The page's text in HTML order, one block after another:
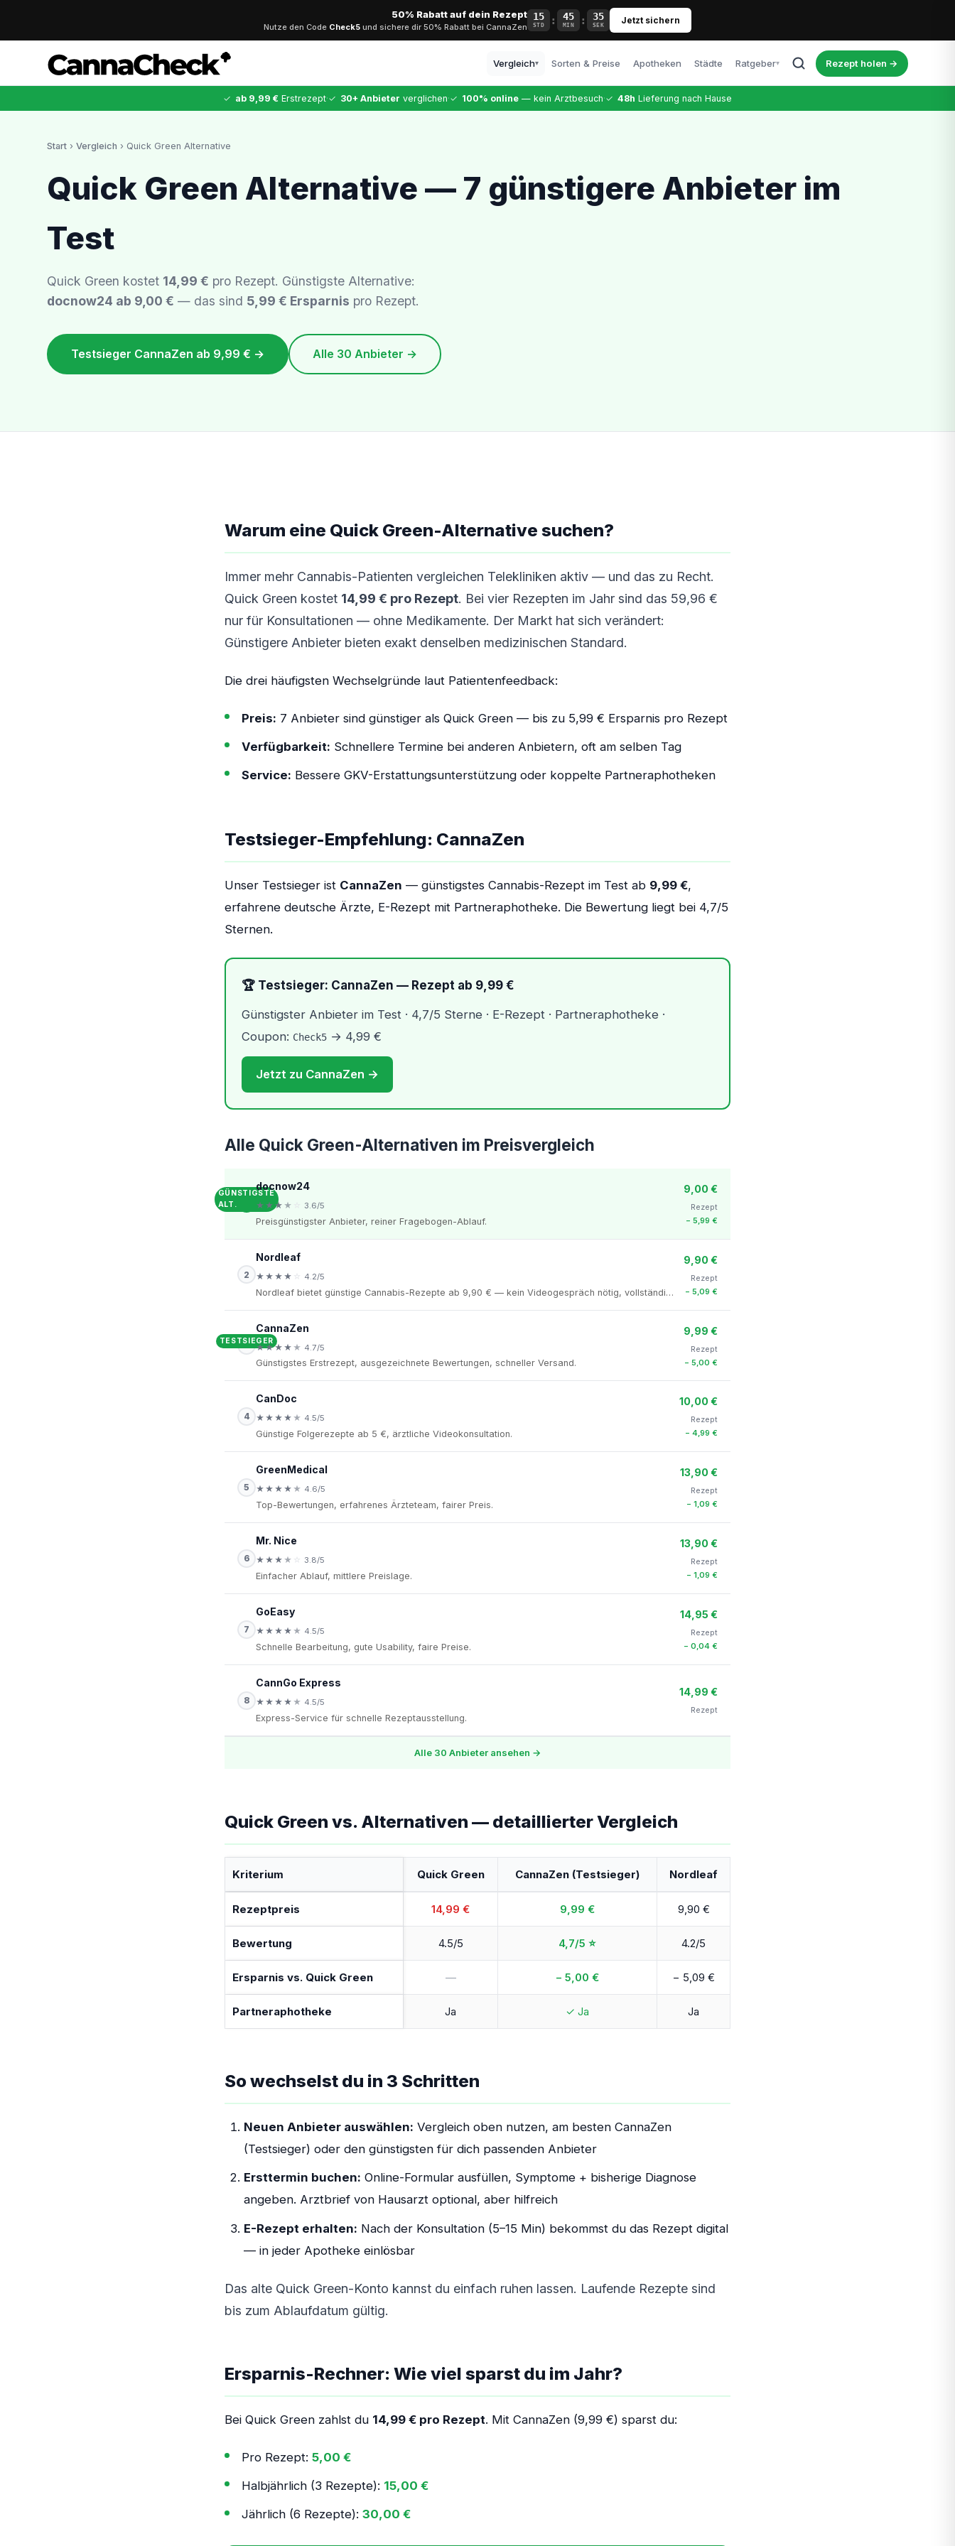
50% Rabatt auf dein Rezept
Nutze den Code Check5 und sichere dir 50% Rabatt bei CannaZen
15
STD : 45
MIN : 34
SEK Jetzt sichern
Vergleich▾
Vollständiger Vergleich
Dr. Ansay
Top-Arztqualität
Sorten & Preise Apotheken Städte Ratgeber▾
Richtige Dosierung
Tipps für Einsteiger
Rezept holen →
✓ ab 9,99 € Erstrezept·✓ 30+ Anbieter verglichen·✓ 100% online — kein Arztbesuch·✓ 48h Lieferung nach Hause
✕
CannaZen
Start › Vergleich › Quick Green Alternative
Quick Green Alternative — 7 günstigere Anbieter im
Test
Quick Green kostet 14,99 € pro Rezept. Günstigste Alternative:
docnow24 ab 9,00 € — das sind 5,99 € Ersparnis pro Rezept.
Testsieger CannaZen ab 9,99 € → Alle 30 Anbieter →
Warum eine Quick Green-Alternative suchen?
Immer mehr Cannabis-Patienten vergleichen Telekliniken aktiv — und das zu Recht.
Quick Green kostet 14,99 € pro Rezept. Bei vier Rezepten im Jahr sind das 59,96 €
nur für Konsultationen — ohne Medikamente. Der Markt hat sich verändert:
Günstigere Anbieter bieten exakt denselben medizinischen Standard.
Die drei häufigsten Wechselgründe laut Patientenfeedback:
Preis: 7 Anbieter sind günstiger als Quick Green — bis zu 5,99 € Ersparnis pro Rezept
Verfügbarkeit: Schnellere Termine bei anderen Anbietern, oft am selben Tag
Service: Bessere GKV-Erstattungsunterstützung oder koppelte Partneraphotheken
Testsieger-Empfehlung: CannaZen
Unser Testsieger ist CannaZen — günstigstes Cannabis-Rezept im Test ab 9,99 €,
erfahrene deutsche Ärzte, E-Rezept mit Partneraphotheke. Die Bewertung liegt bei 4,7/5
Sternen.
🏆 Testsieger: CannaZen — Rezept ab 9,99 €
Günstigster Anbieter im Test · 4,7/5 Sterne · E-Rezept · Partneraphotheke ·
Coupon: Check5 → 4,99 €
Jetzt zu CannaZen →
Alle Quick Green-Alternativen im Preisvergleich
GÜNSTIGSTE
ALT.
docnow24
★ ★ ★ ★ 3.6/5
Preisgünstigster Anbieter, reiner Fragebogen-Ablauf.
9,00 €
Rezept
− 5,99 €
2
Nordleaf
★ ★ ★ ★ ☆ 4.2/5
Nordleaf bietet günstige Cannabis-Rezepte ab 9,90 € — kein Videogespräch nötig, vollständi…
9,90 €
Rezept
− 5,09 €
TESTSIEGER
CannaZen
★★★ ★ ★ 4.7/5
Günstigstes Erstrezept, ausgezeichnete Bewertungen, schneller Versand.
9,99 €
Rezept
− 5,00 €
4
CanDoc
★ ★ ★ ★ ★ 4.5/5
Günstige Folgerezepte ab 5 €, ärztliche Videokonsultation.
10,00 €
Rezept
− 4,99 €
5
GreenMedical
★ ★ ★ ★ ★ 4.6/5
Top-Bewertungen, erfahrenes Ärzteteam, fairer Preis.
13,90 €
Rezept
− 1,09 €
6
Mr. Nice
★ ★ ★ ★ ☆ 3.8/5
Einfacher Ablauf, mittlere Preislage.
13,90 €
Rezept
− 1,09 €
7
GoEasy
★ ★ ★ ★ ★ 4.5/5
Schnelle Bearbeitung, gute Usability, faire Preise.
14,95 €
Rezept
− 0,04 €
8
CannGo Express
★ ★ ★ ★ ★ 4.5/5
Express-Service für schnelle Rezeptausstellung.
14,99 €
Rezept
Alle 30 Anbieter ansehen →
Quick Green vs. Alternativen — detaillierter Vergleich
Kriterium Quick Green CannaZen (Testsieger) Nordleaf
Rezeptpreis 14,99 € 9,99 € 9,90 €
Bewertung 4.5/5 4,7/5 ⭐ 4.2/5
Ersparnis vs. Quick Green — − 5,00 € − 5,09 €
Partneraphotheke Ja ✓ Ja Ja
So wechselst du in 3 Schritten
Neuen Anbieter auswählen: Vergleich oben nutzen, am besten CannaZen
(Testsieger) oder den günstigsten für dich passenden Anbieter
Ersttermin buchen: Online-Formular ausfüllen, Symptome + bisherige Diagnose
angeben. Arztbrief von Hausarzt optional, aber hilfreich
E-Rezept erhalten: Nach der Konsultation (5–15 Min) bekommst du das Rezept digital
— in jeder Apotheke einlösbar
Das alte Quick Green-Konto kannst du einfach ruhen lassen. Laufende Rezepte sind
bis zum Ablaufdatum gültig.
Ersparnis-Rechner: Wie viel sparst du im Jahr?
Bei Quick Green zahlst du 14,99 € pro Rezept. Mit CannaZen (9,99 €) sparst du:
Pro Rezept: 5,00 €
Halbjährlich (3 Rezepte): 15,00 €
Jährlich (6 Rezepte): 30,00 €